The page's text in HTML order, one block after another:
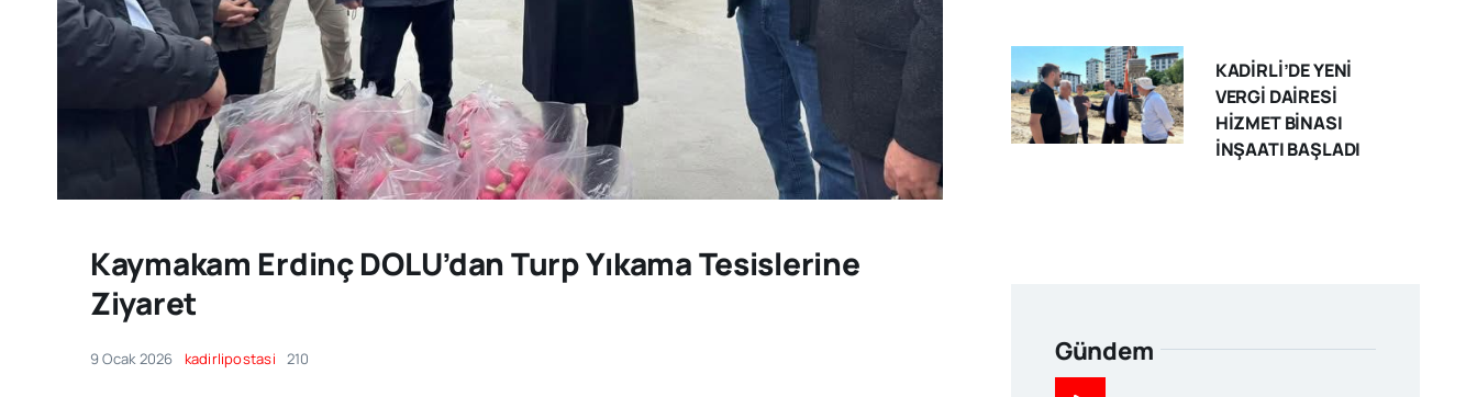
Kaymakam Erdinç DOLU’dan Turp Yıkama Tesislerine
Ziyaret
9 Ocak 2026 kadirlipostasi 210
KADİRLİ’DE YENİ
VERGİ DAİRESİ
HİZMET BİNASI
İNŞAATI BAŞLADI
Gündem